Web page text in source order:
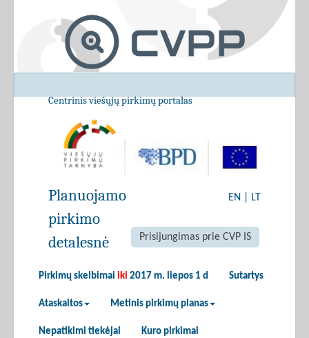
Centrinis viešųjų pirkimų portalas
EN LT
Prisijungimas prie CVP IS
Pirkimų skelbimai iki 2017 m. liepos 1 d Sutartys
Ataskaitos Metinis pirkimų planas
Nepatikimi tiekėjai Kuro pirkimai
Planuojamo
pirkimo
detalesnė